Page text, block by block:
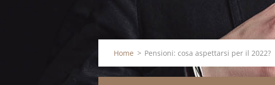
Home > Pensioni: cosa aspettarsi per il 2022?